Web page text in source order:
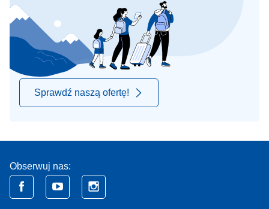
Sprawdź naszą ofertę!
Obserwuj nas: